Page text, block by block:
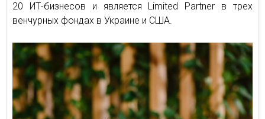
20 ИТ-бизнесов и является Limited Partner в трех
венчурных фондах в Украине и США.